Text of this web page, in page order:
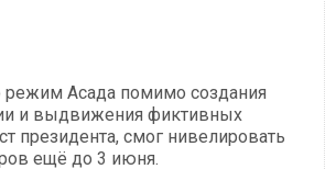
режим Асада помимо создания
и выдвижения фиктивных
президента, смог нивелировать
ещё до 3 июня.